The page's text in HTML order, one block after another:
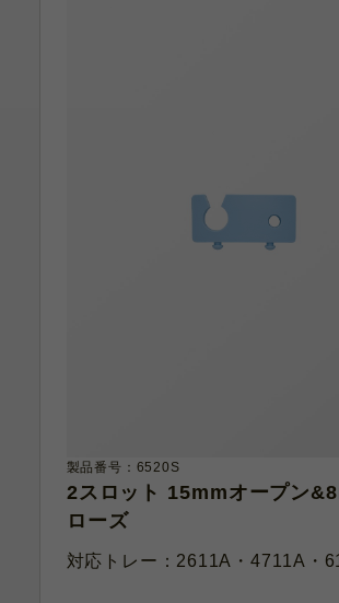
製品番号：6520S
2スロット 15mmオープン
ローズ
対応トレー：2611A・4711A・